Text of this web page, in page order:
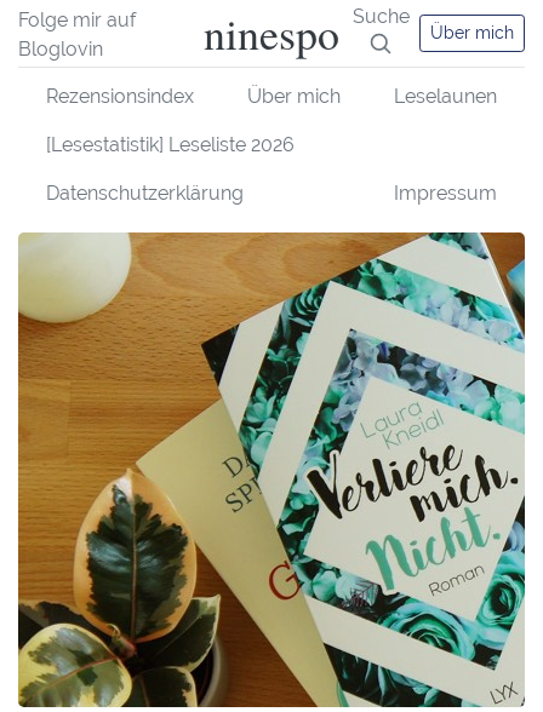
Folge mir auf
Bloglovin
ninespo Suche
Über mich
Rezensionsindex Über mich Leselaunen
[Lesestatistik] Leseliste 2026
Datenschutzerklärung Impressum